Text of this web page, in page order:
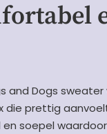
and Dogs
die prettig
soepel